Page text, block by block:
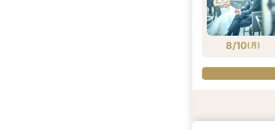
8/9(日)
8/9(日)
8/10( 月)